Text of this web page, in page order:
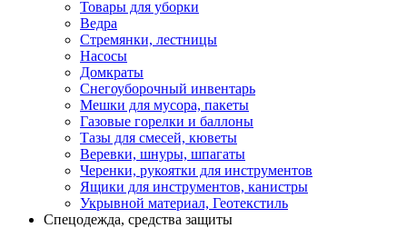
Товары для уборки
Ведра
Стремянки, лестницы
Насосы
Домкраты
Снегоуборочный инвентарь
Мешки для мусора, пакеты
Газовые горелки и баллоны
Тазы для смесей, кюветы
Веревки, шнуры, шпагаты
Черенки, рукоятки для инструментов
Ящики для инструментов, канистры
Укрывной материал, Геотекстиль
Спецодежда, средства защиты